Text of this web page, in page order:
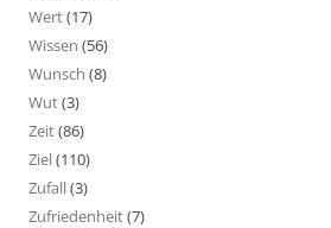
Wert(17)
Wissen (56)
Wunsch (8)
Wut(3)
Zeit(86)
Ziel(110)
Zufall(3)
Zufriedenheit(7)